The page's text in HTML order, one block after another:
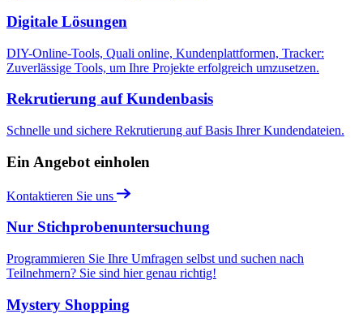
Digitale Lösungen
DIY-Online-Tools, Quali online, Kundenplattformen, Tracker:
Zuverlässige Tools, um Ihre Projekte erfolgreich umzusetzen.
Rekrutierung auf Kundenbasis
Schnelle und sichere Rekrutierung auf Basis Ihrer Kundendateien.
Ein Angebot einholen
Kontaktieren Sie uns
Nur Stichprobenuntersuchung
Programmieren Sie Ihre Umfragen selbst und suchen nach
Teilnehmern? Sie sind hier genau richtig!
Mystery Shopping